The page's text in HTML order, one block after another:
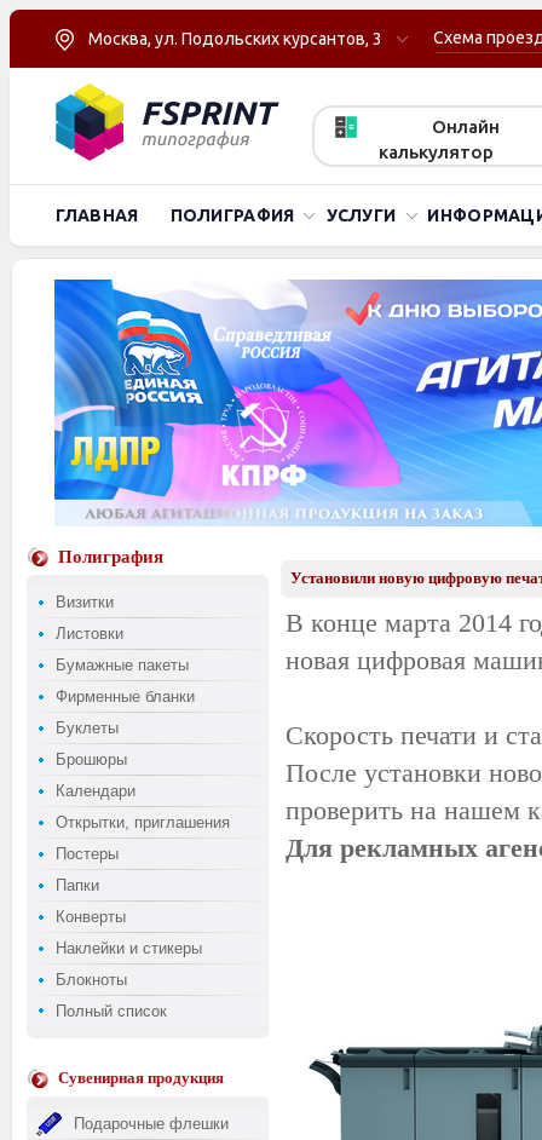
Москва, ул. Подольских курсантов, 3 Схема
Онлайн
калькулятор
ГЛАВНАЯ ПОЛИГРАФИЯ УСЛУГИ
Полиграфия
Визитки
Листовки
Бумажные пакеты
Фирменные бланки
Буклеты
Брошюры
Календари
Открытки, приглашения
Постеры
Папки
Конверты
Наклейки и стикеры
Блокноты
Полный список
Сувенирная продукция
Подарочные флешки
Установили новую цифровую
В конце марта 2014
новая цифровая
Скорость печати и
После установки
проверить на нашем
Для рекламных